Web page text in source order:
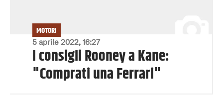
5 aprile 2022, 16:27
MOTORI
I consigli Rooney a Kane:
"Comprati una Ferrari"